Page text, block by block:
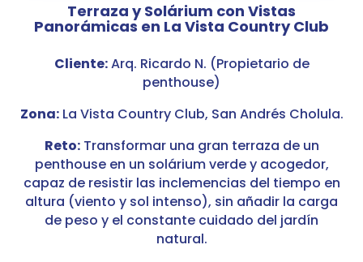
Terraza y Solárium con Vistas
Panorámicas en La Vista Country Club
Cliente:Arq. Ricardo N. (Propietario de
penthouse)
Zona:La Vista Country Club, San Andrés Cholula.
Reto:Transformar una gran terraza de un
penthouse en un solárium verde y acogedor,
capaz de resistir las inclemencias del tiempo en
altura (viento y sol intenso), sin añadir la carga
de peso y el constante cuidado del jardín
natural.